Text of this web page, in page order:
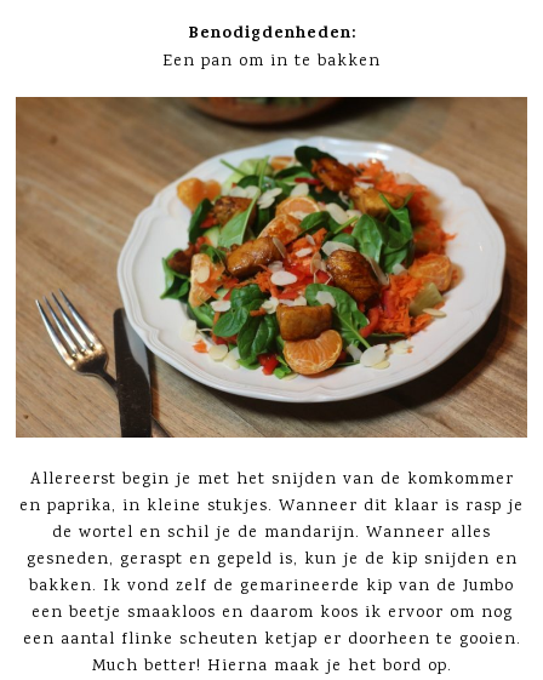
Benodigdenheden:
Een pan om in te bakken
Allereerst begin je met het snijden van de komkommer
en paprika, in kleine stukjes. Wanneer dit klaar is rasp je
de wortel en schil je de mandarijn. Wanneer alles
gesneden, geraspt en gepeld is, kun je de kip snijden en
bakken. Ik vond zelf de gemarineerde kip van de Jumbo
een beetje smaakloos en daarom koos ik ervoor om nog
een aantal flinke scheuten ketjap er doorheen te gooien.
Much better! Hierna maak je het bord op.